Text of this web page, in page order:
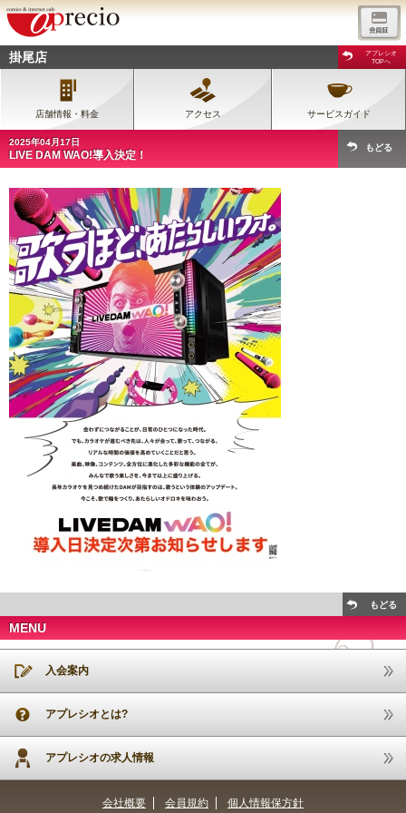
掛尾店
アプレシオ
TOPへ
店舗情報・料金 アクセス サービスガイド
2025年04月17日
LIVE DAM WAO!導入決定！
もどる
もどる
MENU
入会案内
アプレシオとは?
アプレシオの求人情報
会社概要 会員規約 個人情報保方針